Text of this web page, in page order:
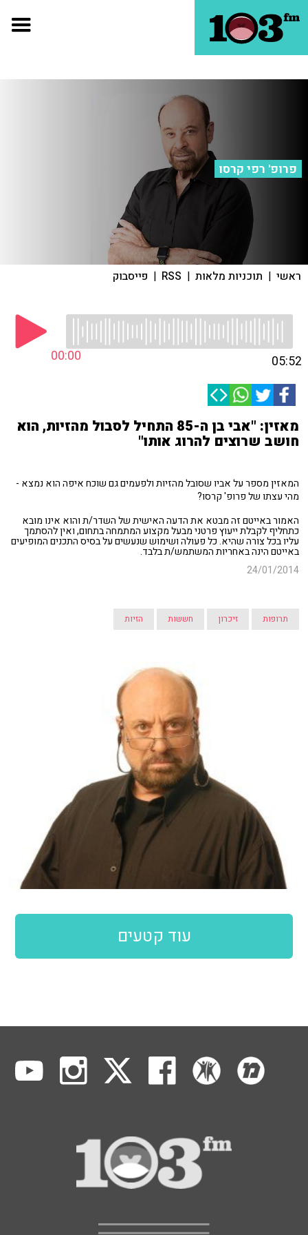
פרופ' רפי קרסו
ראשי | תוכניות מלאות |
RSS
| פייסבוק
00:00 05:52
מאזין: "אבי בן ה-85 התחיל לסבול מהזיות, הוא
חושב שרוצים להרוג אותו"
המאזין מספר על אביו שסובל מהזיות ולפעמים גם שוכח איפה הוא נמצא -
מהי עצתו של פרופ' קרסו?
האמור באייטם זה מבטא את הדעה האישית של השדר/ת והוא אינו מובא
כתחליף לקבלת ייעוץ פרטני מבעל מקצוע המתמחה בתחום, ואין להסתמך
עליו בכל צורה שהיא. כל פעולה ושימוש שנעשים על בסיס התכנים המופיעים
באייטם הינה באחריות המשתמש/ת בלבד.
24/01/2014
תרופות זיכרון חששות הזיות
עוד קטעים